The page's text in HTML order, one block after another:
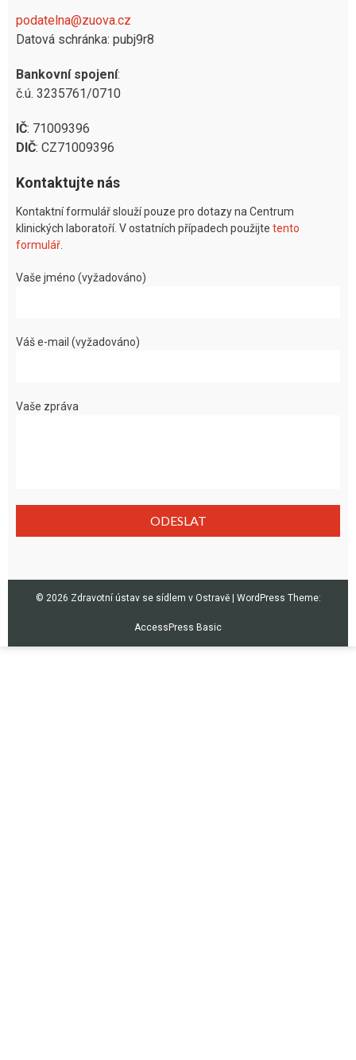
podatelna@zuova.cz
Datová schránka: pubj9r8
Bankovní spojení:
č.ú. 3235761/0710
IČ: 71009396
DIČ: CZ71009396
Kontaktujte nás
Kontaktní formulář slouží pouze pro dotazy na Centrum
klinických laboratoří. V ostatních případech použijte tento
formulář
Vaše jméno (vyžadováno)
Váš e-mail (vyžadováno)
Vaše zpráva
© 2026 Zdravotní ústav se sídlem v Ostravě | WordPress Theme:
AccessPress Basic